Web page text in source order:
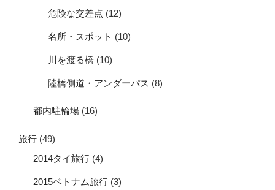
危険な交差点 (12)
名所・スポット (10)
川を渡る橋 (10)
陸橋側道・アンダーパス (8)
都内駐輪場 (16)
旅行 (49)
2014タイ旅行 (4)
2015ベトナム旅行 (3)